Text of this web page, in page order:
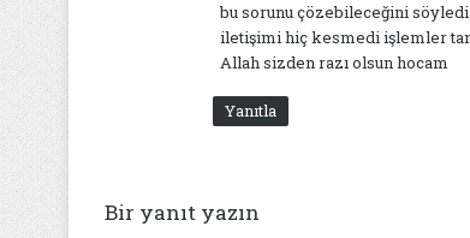
bu sorunu çözebileceğini
iletişimi hiç kesmedi işlemler
Allah sizden razı olsun hocam
Yanıtla
Bir yanıt yazın